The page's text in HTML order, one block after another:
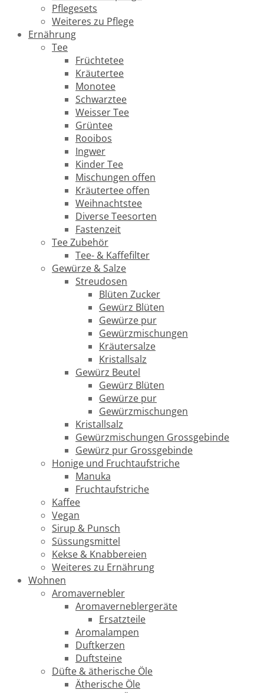
Pflegesets
Weiteres zu Pflege
Ernährung
Tee
Früchtetee
Kräutertee
Monotee
Schwarztee
Weisser Tee
Grüntee
Rooibos
Ingwer
Kinder Tee
Mischungen offen
Kräutertee offen
Weihnachtstee
Diverse Teesorten
Fastenzeit
Tee Zubehör
Tee- & Kaffefilter
Gewürze & Salze
Streudosen
Blüten Zucker
Gewürz Blüten
Gewürze pur
Gewürzmischungen
Kräutersalze
Kristallsalz
Gewürz Beutel
Gewürz Blüten
Gewürze pur
Gewürzmischungen
Kristallsalz
Gewürzmischungen Grossgebinde
Gewürz pur Grossgebinde
Honige und Fruchtaufstriche
Manuka
Fruchtaufstriche
Kaffee
Vegan
Sirup & Punsch
Süssungsmittel
Kekse & Knabbereien
Weiteres zu Ernährung
Wohnen
Aromavernebler
Aromaverneblergeräte
Ersatzteile
Aromalampen
Duftkerzen
Duftsteine
Düfte & ätherische Öle
Ätherische Öle